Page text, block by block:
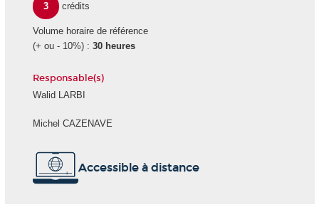
3
crédits
Volume horaire de référence
(+ ou - 10%) : 30 heures
Responsable(s)
Walid LARBI
Michel CAZENAVE
Accessible à distance